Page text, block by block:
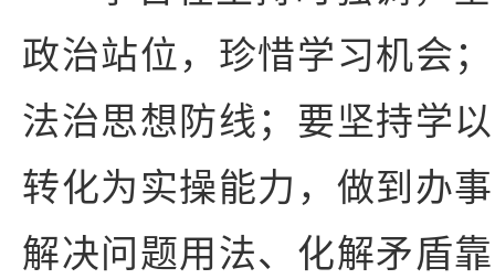
政治站位，珍惜学习机会
法治思想防线；要坚持学
转化为实操能力，做到办
解决问题用法、化解矛盾